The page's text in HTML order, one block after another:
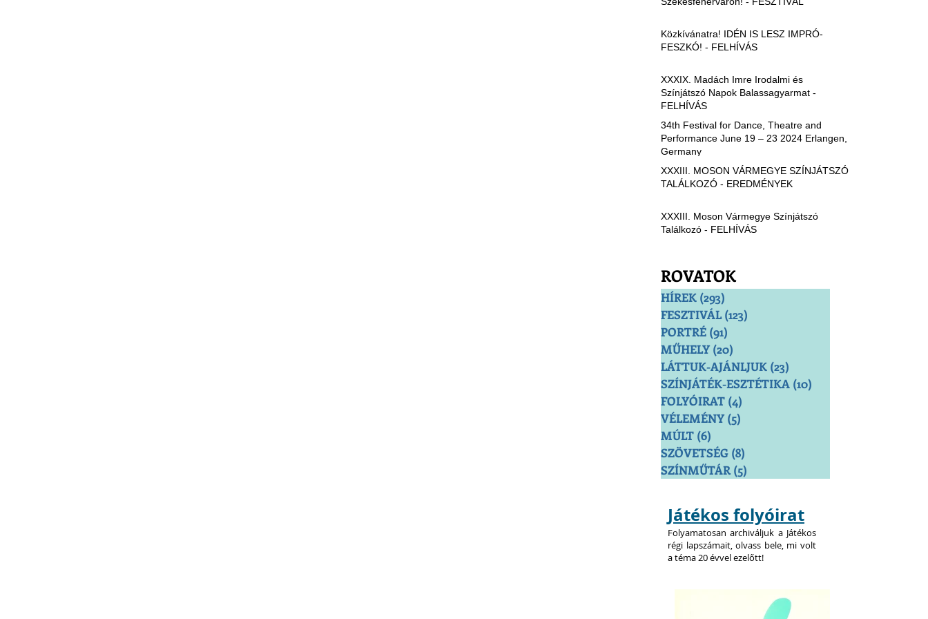
Közkívánatra! IDÉN IS LESZ IMPRÓ-
FESZKÓ! - FELHÍVÁS
XXXIX. Madách Imre Irodalmi és
Színjátszó Napok Balassagyarmat -
FELHÍVÁS
34th Festival for Dance, Theatre and
Performance June 19 – 23 2024 Erlangen,
Germany
XXXIII. MOSON VÁRMEGYE SZÍNJÁTSZÓ
TALÁLKOZÓ - EREDMÉNYEK
XXXIII. Moson Vármegye Színjátszó
Találkozó - FELHÍVÁS
ROVATOK
HÍREK (293)
FESZTIVÁL (123)
PORTRÉ (91)
MŰHELY (20)
LÁTTUK-AJÁNLJUK (23)
SZÍNJÁTÉK-ESZTÉTIKA (10)
FOLYÓIRAT (4)
VÉLEMÉNY (5)
MÚLT (6)
SZÖVETSÉG (8)
SZÍNMŰTÁR (5)
Játékos folyóirat
Folyamatosan archiváljuk a Játékos
régi lapszámait, olvass bele, mi volt
a téma 20 évvel ezelőtt!